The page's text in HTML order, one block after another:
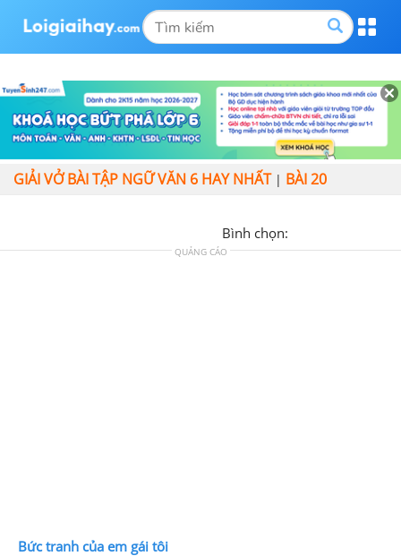
GIẢI VỞ BÀI TẬP NGỮ VĂN 6 HAY NHẤT| BÀI 20
Bình chọn:
QUẢNG CÁO
Bức tranh của em gái tôi